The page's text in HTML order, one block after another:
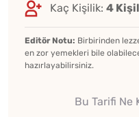
Kaç Kişilik: 4
Editör Notu: Birbirinden
en zor yemekleri bile
hazırlayabilirsiniz.
Bu Tarifi Ne